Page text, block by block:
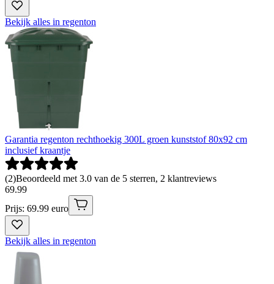
Bekijk alles in regenton
Garantia regenton rechthoekig 300L groen kunststof 80x92 cm
inclusief kraantje
(2)Beoordeeld met 3.0 van de 5 sterren, 2 klantreviews
69.99
Prijs: 69.99 euro
Bekijk alles in regenton